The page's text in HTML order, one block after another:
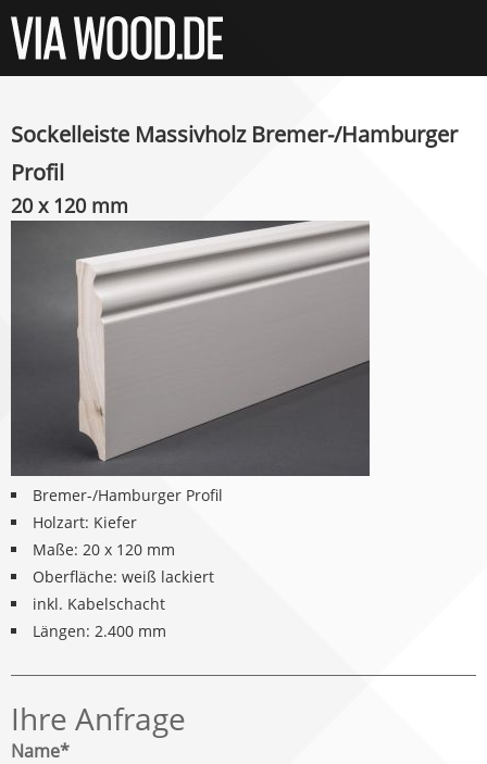
Sockelleiste Massivholz Bremer-/Hamburger
Profil
20 x 120 mm
Bremer-/Hamburger Profil
Holzart: Kiefer
Maße: 20 x 120 mm
Oberfläche: weiß lackiert
inkl. Kabelschacht
Längen: 2.400 mm
Ihre Anfrage
Pflichtfeld
Name*